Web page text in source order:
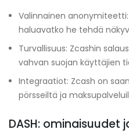
Valinnainen
haluavatko he tehdä
Turvallisuus: Zcashin
vahvan suojan käyttäjien
Integraatiot: Zcash on
pörsseiltä ja
DASH: ominaisuudet